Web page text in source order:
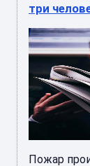
три
Пожар